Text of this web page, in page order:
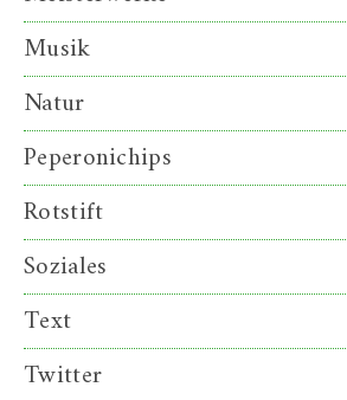
Musik
Natur
Peperonichips
Rotstift
Soziales
Text
Twitter